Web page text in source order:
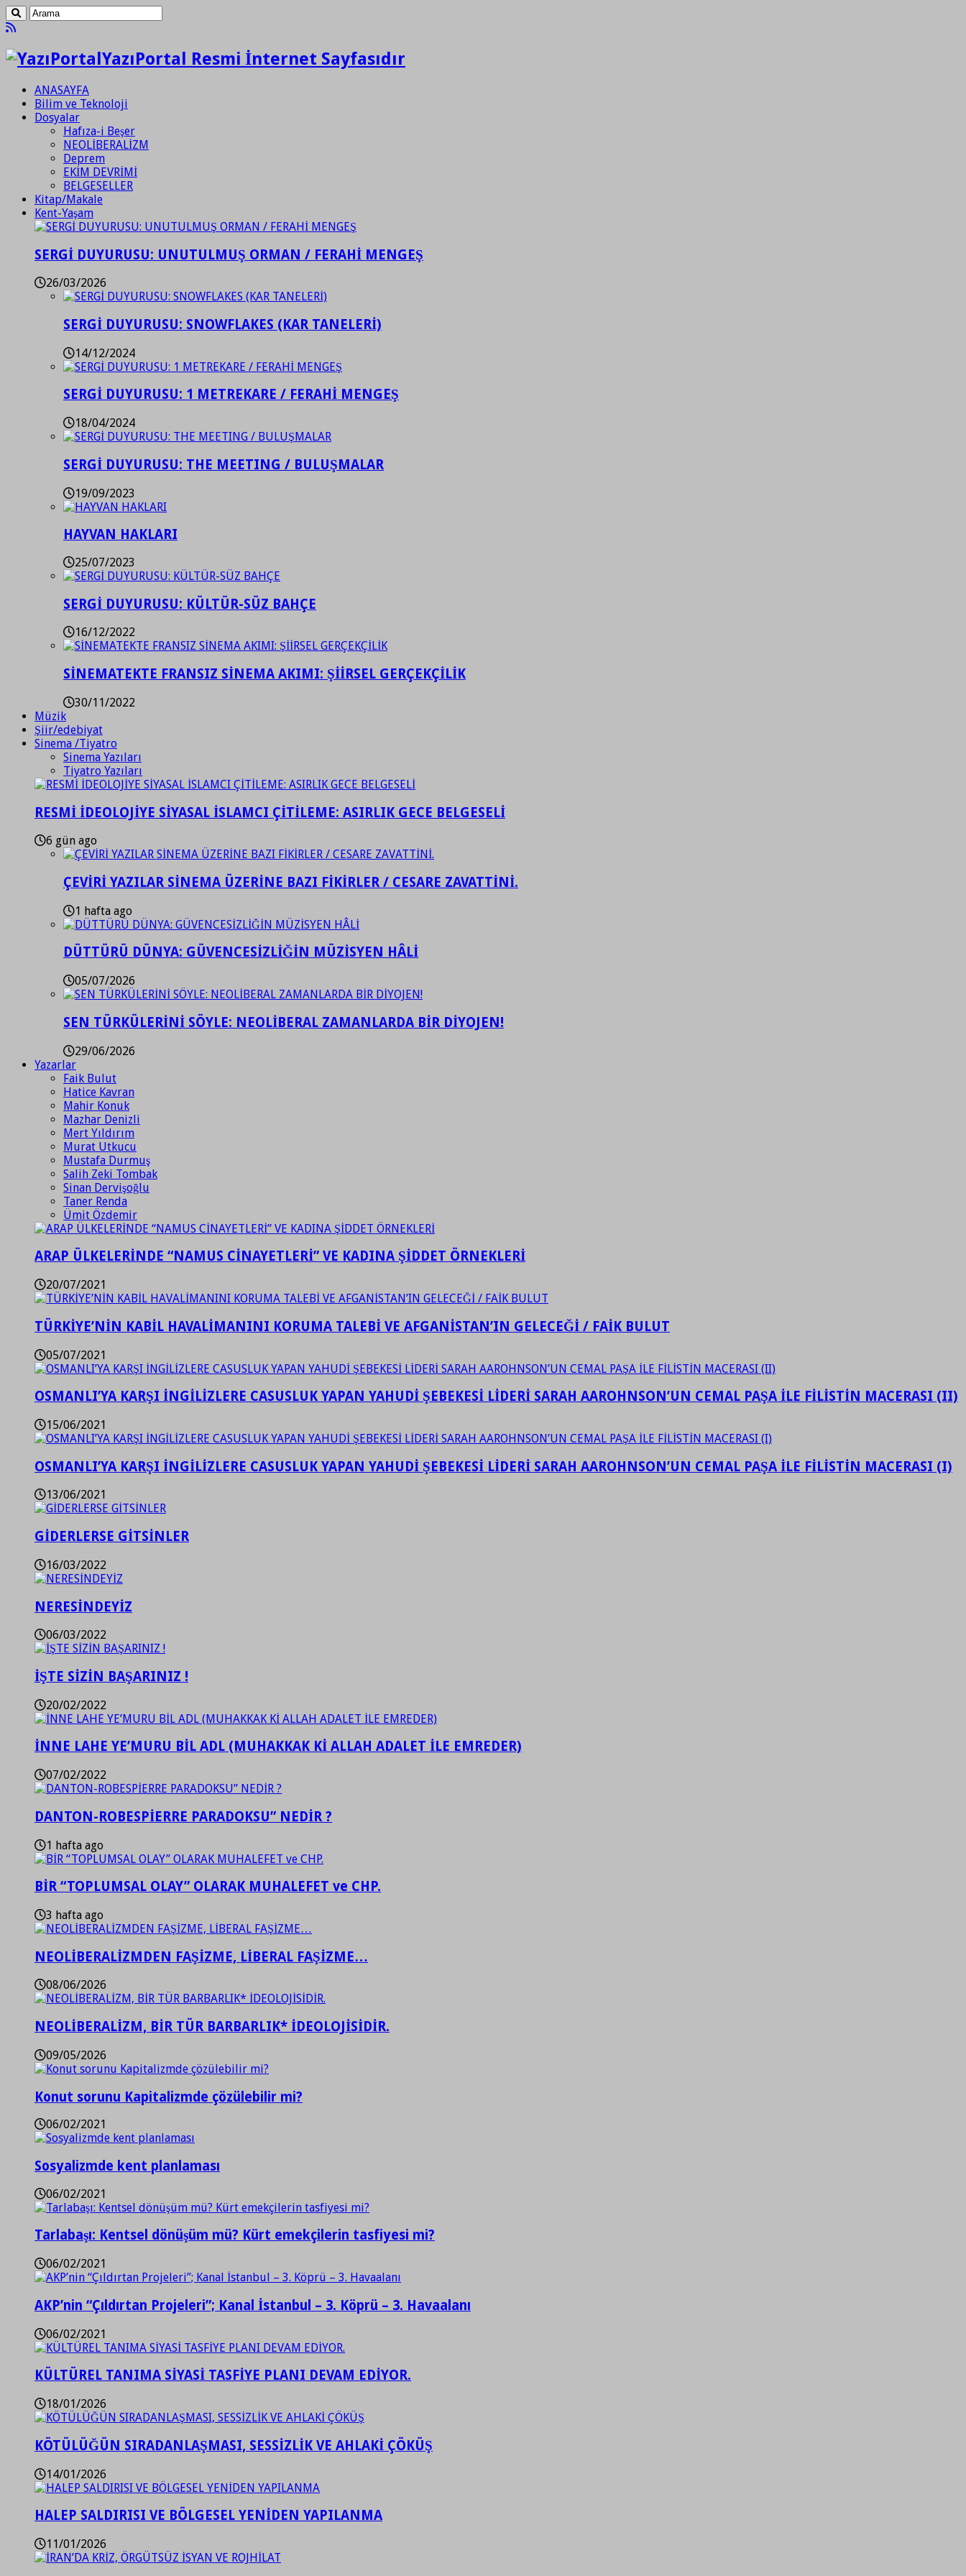
YazıPortal Resmi İnternet Sayfasıdır
ANASAYFA
Bilim ve Teknoloji
Dosyalar
Hafıza-i Beşer
NEOLİBERALİZM
Deprem
EKİM DEVRİMİ
BELGESELLER
Kitap/Makale
Kent-Yaşam
SERGİ DUYURUSU: UNUTULMUŞ ORMAN / FERAHİ MENGEŞ
26/03/2026
SERGİ DUYURUSU: SNOWFLAKES (KAR TANELERİ)
14/12/2024
SERGİ DUYURUSU: 1 METREKARE / FERAHİ MENGEŞ
18/04/2024
SERGİ DUYURUSU: THE MEETING / BULUŞMALAR
19/09/2023
HAYVAN HAKLARI
25/07/2023
SERGİ DUYURUSU: KÜLTÜR-SÜZ BAHÇE
16/12/2022
SİNEMATEKTE FRANSIZ SİNEMA AKIMI: ŞİİRSEL GERÇEKÇİLİK
30/11/2022
Müzik
Şiir/edebiyat
Sinema /Tiyatro
Sinema Yazıları
Tiyatro Yazıları
RESMİ İDEOLOJİYE SİYASAL İSLAMCI ÇİTİLEME: ASIRLIK GECE BELGESELİ
6 gün ago
ÇEVİRİ YAZILAR SİNEMA ÜZERİNE BAZI FİKİRLER / CESARE ZAVATTİNİ.
1 hafta ago
DÜTTÜRÜ DÜNYA: GÜVENCESİZLİĞİN MÜZİSYEN HÂLİ
05/07/2026
SEN TÜRKÜLERİNİ SÖYLE: NEOLİBERAL ZAMANLARDA BİR DİYOJEN!
29/06/2026
Yazarlar
Faik Bulut
Hatice Kavran
Mahir Konuk
Mazhar Denizli
Mert Yıldırım
Murat Utkucu
Mustafa Durmuş
Salih Zeki Tombak
Sinan Dervişoğlu
Taner Renda
Ümit Özdemir
ARAP ÜLKELERİNDE “NAMUS CİNAYETLERİ” VE KADINA ŞİDDET ÖRNEKLERİ
20/07/2021
TÜRKİYE’NİN KABİL HAVALİMANINI KORUMA TALEBİ VE AFGANİSTAN’IN GELECEĞİ / FAİK BULUT
05/07/2021
OSMANLI’YA KARŞI İNGİLİZLERE CASUSLUK YAPAN YAHUDİ ŞEBEKESİ LİDERİ SARAH AAROHNSON’UN CEMAL PAŞA İLE FİLİSTİN MACERASI (II)
15/06/2021
OSMANLI’YA KARŞI İNGİLİZLERE CASUSLUK YAPAN YAHUDİ ŞEBEKESİ LİDERİ SARAH AAROHNSON’UN CEMAL PAŞA İLE FİLİSTİN MACERASI (I)
13/06/2021
GİDERLERSE GİTSİNLER
16/03/2022
NERESİNDEYİZ
06/03/2022
İŞTE SİZİN BAŞARINIZ !
20/02/2022
İNNE LAHE YE’MURU BİL ADL (MUHAKKAK Kİ ALLAH ADALET İLE EMREDER)
07/02/2022
DANTON-ROBESPİERRE PARADOKSU” NEDİR ?
1 hafta ago
BİR “TOPLUMSAL OLAY” OLARAK MUHALEFET ve CHP.
3 hafta ago
NEOLİBERALİZMDEN FAŞİZME, LİBERAL FAŞİZME…
08/06/2026
NEOLİBERALİZM, BİR TÜR BARBARLIK* İDEOLOJİSİDİR.
09/05/2026
Konut sorunu Kapitalizmde çözülebilir mi?
06/02/2021
Sosyalizmde kent planlaması
06/02/2021
Tarlabaşı: Kentsel dönüşüm mü? Kürt emekçilerin tasfiyesi mi?
06/02/2021
AKP’nin “Çıldırtan Projeleri”; Kanal İstanbul – 3. Köprü – 3. Havaalanı
06/02/2021
KÜLTÜREL TANIMA SİYASİ TASFİYE PLANI DEVAM EDİYOR.
18/01/2026
KÖTÜLÜĞÜN SIRADANLAŞMASI, SESSİZLİK VE AHLAKİ ÇÖKÜŞ
14/01/2026
HALEP SALDIRISI VE BÖLGESEL YENİDEN YAPILANMA
11/01/2026